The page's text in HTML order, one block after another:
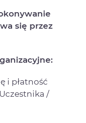
się przez
i płatność
/